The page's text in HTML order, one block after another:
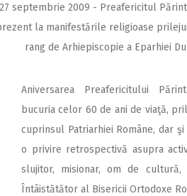
septembrie 2009 - Preafericitul
la manifestările religioase
rang de Arhiepiscopie a Eparhiei
Aniversarea Preafericitului
bucuria celor 60 de ani de viaţă,
cuprinsul Patriarhiei Române, dar
o privire retrospectivă asupra
slujitor, misionar, om de
Întâistătător al Bisericii Ortodoxe